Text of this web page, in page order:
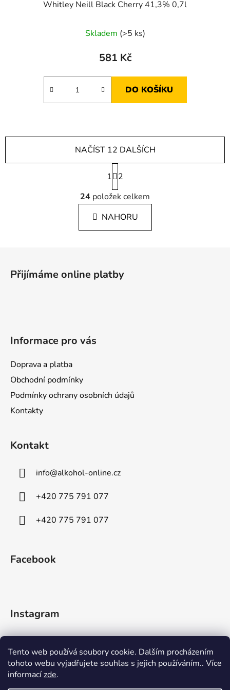
Tento web používá soubory cookie. Dalším procházením
tohoto webu vyjadřujete souhlas s jejich používáním.. Více
informacízde.
Whitley Neill Black Cherry 41,3% 0,7l
Skladem (>5 ks)
581 Kč
DO KOŠÍKU
O
v
l
á
d
í
p
u
NAČÍST 12 DALŠÍCH
S
t
r
á
n
k
1
2
24 položek celkem
NAHORU
Přijímáme online platby
Informace pro vás
Doprava a platba
Obchodní podmínky
Podmínky ochrany osobních údajů
Kontakty
Kontakt
info@alkohol-online.cz
+420 775 791 077
+420 775 791 077
Facebook
Instagram